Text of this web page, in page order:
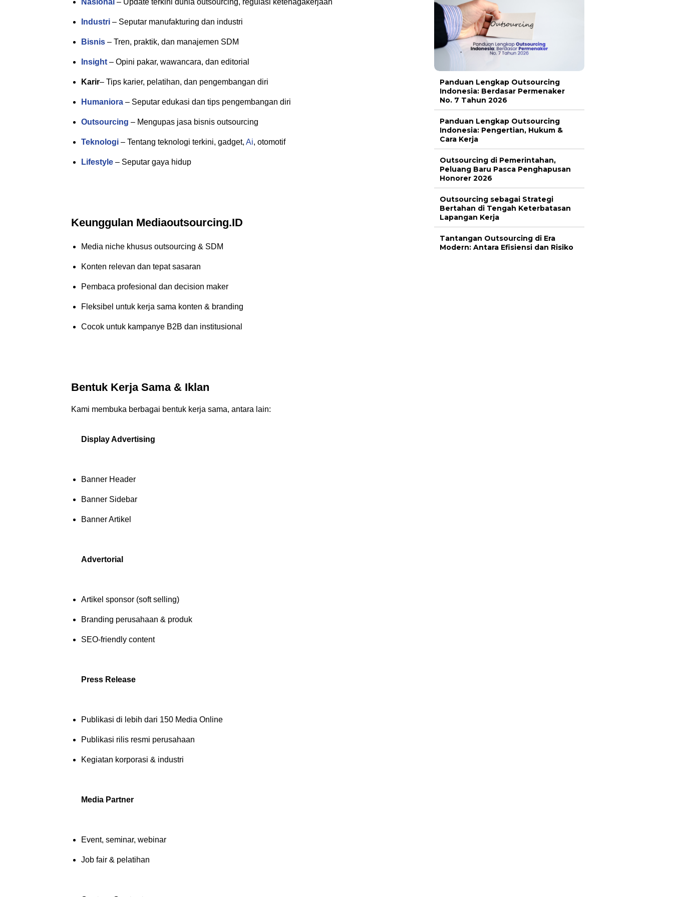
Nasional – Update terkini dunia outsourcing, regulasi ketenagakerjaan
Industri – Seputar manufakturing dan industri
Bisnis – Tren, praktik, dan manajemen SDM
Insight – Opini pakar, wawancara, dan editorial
Karir– Tips karier, pelatihan, dan pengembangan diri
Humaniora – Seputar edukasi dan tips pengembangan diri
Outsourcing – Mengupas jasa bisnis outsourcing
Teknologi – Tentang teknologi terkini, gadget, Ai, otomotif
Lifestyle – Seputar gaya hidup
Keunggulan Mediaoutsourcing.ID
Media niche khusus outsourcing & SDM
Konten relevan dan tepat sasaran
Pembaca profesional dan decision maker
Fleksibel untuk kerja sama konten & branding
Cocok untuk kampanye B2B dan institusional
Bentuk Kerja Sama & Iklan
Kami membuka berbagai bentuk kerja sama, antara lain:
Display Advertising
Banner Header
Banner Sidebar
Banner Artikel
Advertorial
Artikel sponsor (soft selling)
Branding perusahaan & produk
SEO-friendly content
Press Release
Publikasi di lebih dari 150 Media Online
Publikasi rilis resmi perusahaan
Kegiatan korporasi & industri
Media Partner
Event, seminar, webinar
Job fair & pelatihan
Panduan Lengkap Outsourcing
Indonesia: Berdasar Permenaker
No. 7 Tahun 2026
Panduan Lengkap Outsourcing
Indonesia: Pengertian, Hukum &
Cara Kerja
Outsourcing di Pemerintahan,
Peluang Baru Pasca Penghapusan
Honorer 2026
Outsourcing sebagai Strategi
Bertahan di Tengah Keterbatasan
Lapangan Kerja
Tantangan Outsourcing di Era
Modern: Antara Efisiensi dan Risiko